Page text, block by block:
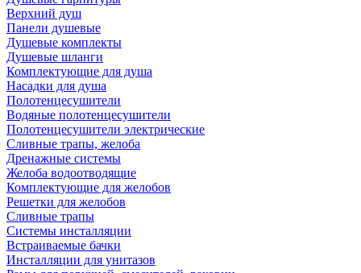
Верхний душ
Панели душевые
Душевые комплекты
Душевые шланги
Комплектующие для душа
Насадки для душа
Полотенцесушители
Водяные полотенцесушители
Полотенцесушители электрические
Сливные трапы, желоба
Дренажные системы
Желоба водоотводящие
Комплектующие для желобов
Решетки для желобов
Сливные трапы
Системы инсталляции
Встраиваемые бачки
Инсталляции для унитазов